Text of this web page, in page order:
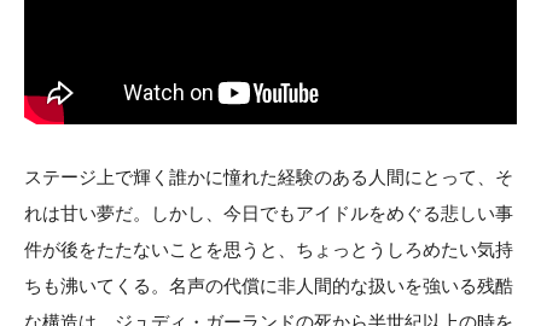
ステージ上で輝く誰かに憧れた経験のある人間にとって、そ
れは甘い夢だ。しかし、今日でもアイドルをめぐる悲しい事
件が後をたたないことを思うと、ちょっとうしろめたい気持
ちも沸いてくる。名声の代償に非人間的な扱いを強いる残酷
な構造は、ジュディ・ガーランドの死から半世紀以上の時を